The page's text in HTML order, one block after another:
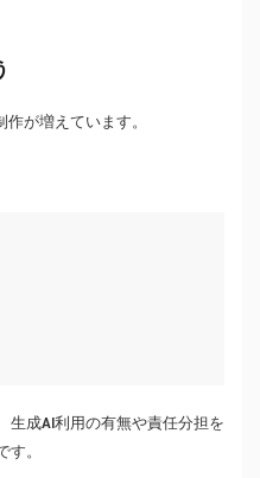
が増えています。
生成AI利用の有無や責任分担を
。